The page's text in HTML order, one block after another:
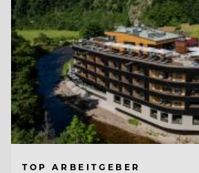
TOP ARBEITGEBER